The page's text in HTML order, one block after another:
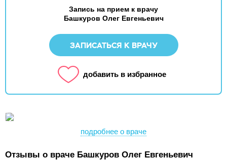
Запись на прием к врачу
Башкуров Олег Евгеньевич
ЗАПИСАТЬСЯ К ВРАЧУ
добавить в избранное
подробнее о враче
Отзывы о враче Башкуров Олег Евгеньевич